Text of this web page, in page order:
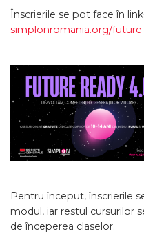
Înscrierile se pot face în
simplonromania.org/
Pentru început, înscrierile
modul, iar restul cursurilor
de începerea claselor.